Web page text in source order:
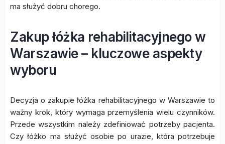
ma służyć dobru chorego.
Zakup łóżka rehabilitacyjnego w
Warszawie – kluczowe aspekty
wyboru
Decyzja o zakupie łóżka rehabilitacyjnego w Warszawie to
ważny krok, który wymaga przemyślenia wielu czynników.
Przede wszystkim należy zdefiniować potrzeby pacjenta.
Czy łóżko ma służyć osobie po urazie, która potrzebuje